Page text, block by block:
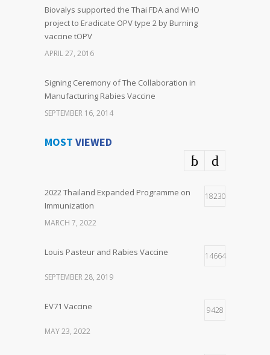
Biovalys supported the Thai FDA and WHO
project to Eradicate OPV type 2 by Burning
vaccine tOPV
APRIL 27, 2016
Signing Ceremony of The Collaboration in
Manufacturing Rabies Vaccine
SEPTEMBER 16, 2014
MOST VIEWED
2022 Thailand Expanded Programme on
Immunization
18230
MARCH 7, 2022
Louis Pasteur and Rabies Vaccine 14664
SEPTEMBER 28, 2019
EV71 Vaccine 9428
MAY 23, 2022